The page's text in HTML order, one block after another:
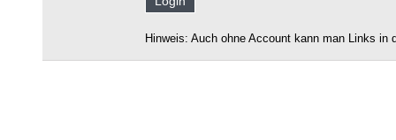
Hinweis: Auch ohne Account kann man Links in